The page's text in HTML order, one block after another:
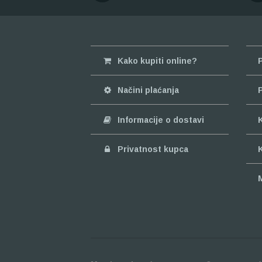
Kako kupiti online?
Načini plaćanja
Informacije o dostavi
Privatnost kupca